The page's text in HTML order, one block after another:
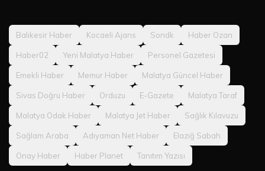
Balıkesir Haber Kocaeli Ajans Sondk Haber Ozan
Haber02 Yeni Malatya Haber Personel Gazetesi
Emekli Haber Memur Haber Malatya Güncel Haber
Sivas Doğru Haber Orduzu E-Gazete Malatya Taraf
Malatya Odak Haber Malatya Jet Haber Sağlık Kılavuzu
Sağlam Araba Adıyaman Net Haber Elazığ Sabah
Onay Haber Haber Planet Tanıtım Yazısı